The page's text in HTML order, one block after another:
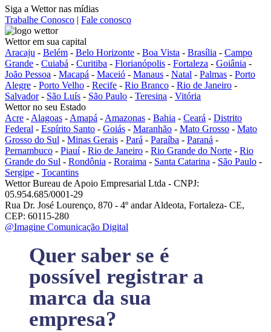
Siga a Wettor nas mídias
Trabalhe Conosco | Fale conosco
Wettor em sua capital
Aracaju - Belém - Belo Horizonte - Boa Vista - Brasília - Campo
Grande - Cuiabá - Curitiba - Florianópolis - Fortaleza - Goiânia -
João Pessoa - Macapá - Maceió - Manaus - Natal - Palmas - Porto
Alegre - Porto Velho - Recife - Rio Branco - Rio de Janeiro -
Salvador- São Luís - São Paulo - Teresina - Vitória
Wettor no seu Estado
Acre - Alagoas - Amapá - Amazonas - Bahia - Ceará - Distrito
Federal - Espírito Santo - Goiás - Maranhão - Mato Grosso - Mato
Grosso do Sul - Minas Gerais - Pará - Paraíba - Paraná -
Pernambuco - Piauí- Rio de Janeiro - Rio Grande do Norte - Rio
Grande do Sul - Rondônia - Roraima - Santa Catarina - São Paulo -
Sergipe - Tocantins
Wettor Bureau de Apoio Empresarial Ltda - CNPJ:
05.954.685/0001-29
Rua Dr. José Lourenço, 870 - 4º andar Aldeota, Fortaleza- CE,
CEP: 60115-280
@Imagine Comunicação Digital
Quer saber se é
possível registrar a
marca da sua
empresa?